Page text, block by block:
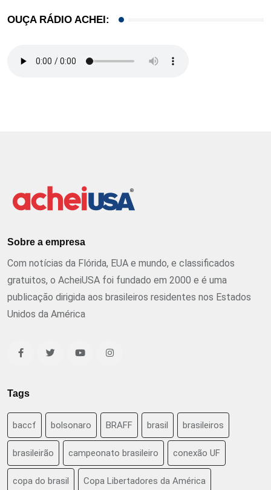
OUÇA RÁDIO ACHEI:
Sobre a empresa
Com notícias da Flórida, EUA e mundo, e classificados
gratuitos, o AcheiUSA foi fundado em 2000 e é uma
publicação dirigida aos brasileiros residentes nos Estados
Unidos da América
Tags
baccf bolsonaro BRAFF brasil brasileiros
brasileirão campeonato brasileiro conexão UF
copa do brasil Copa Libertadores da América